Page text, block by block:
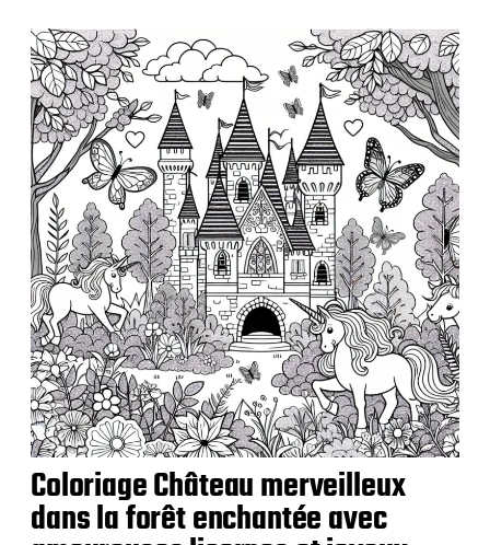
b
l
i
c
a
t
i
o
n
Coloriage Château merveilleux
dans la forêt enchantée avec